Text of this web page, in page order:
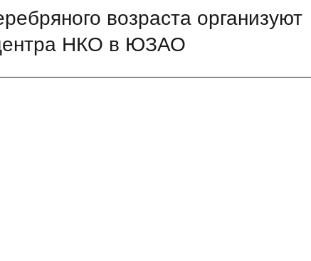
возраста организуют
НКО в ЮЗАО